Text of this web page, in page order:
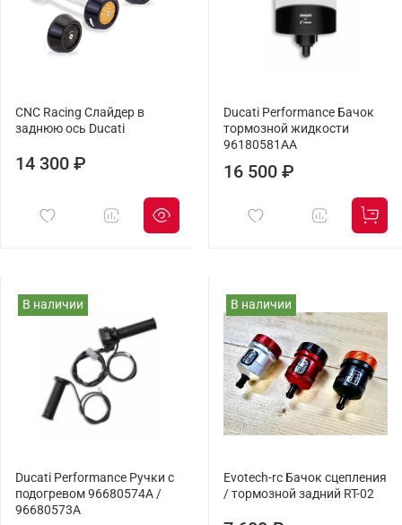
CNC Racing Слайдер в
заднюю ось Ducati
14 300 ₽
Ducati Performance Бачок
тормозной жидкости
96180581AA
16 500 ₽
В наличии
Ducati Performance Ручки с
подогревом 96680574A /
96680573A
В наличии
Evotech-rc Бачок сцепления
/ тормозной задний RT-02